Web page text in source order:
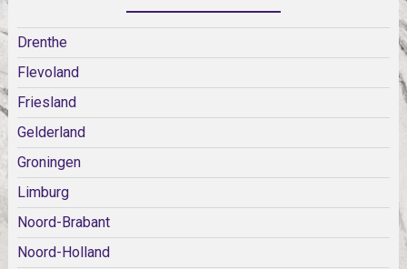
Drenthe
Flevoland
Friesland
Gelderland
Groningen
Limburg
Noord-Brabant
Noord-Holland